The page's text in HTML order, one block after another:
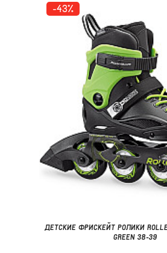
-43%
ДЕТСКИЕ ФРИСКЕЙТ РОЛИКИ
GREEN 38-39